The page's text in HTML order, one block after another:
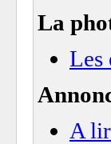
La
Les
A